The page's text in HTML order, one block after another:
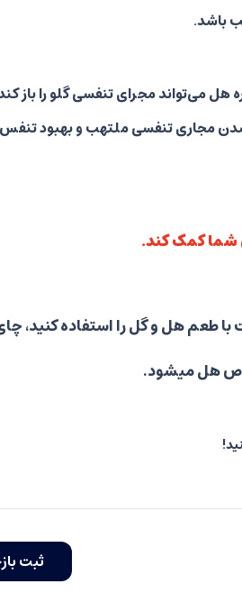
باشد.
می‌تواند مجرای تنفسی گلو را باز
مجاری تنفسی ملتهب و بهبود تنفس
شما کمک کند.
طعم هل و گل را استفاده کنید،
هل میشود.
ثبت